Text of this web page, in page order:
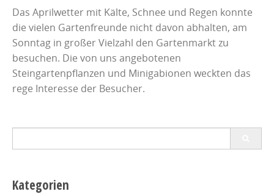
Das Aprilwetter mit Kälte, Schnee und Regen konnte
die vielen Gartenfreunde nicht davon abhalten, am
Sonntag in großer Vielzahl den Gartenmarkt zu
besuchen. Die von uns angebotenen
Steingartenpflanzen und Minigabionen weckten das
rege Interesse der Besucher.
for:
Kategorien